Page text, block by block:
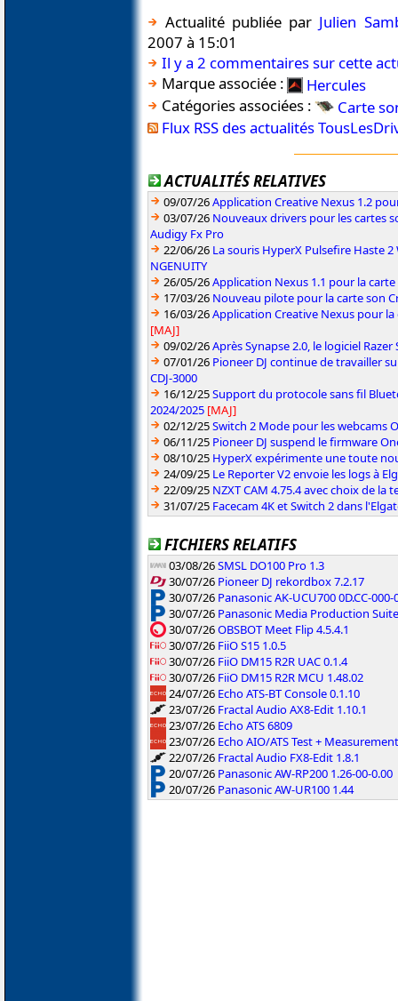
Actualité publiée par Julien
2007 à 15:01
Il y a 2 commentaires sur cette
Marque associée :
Hercules
Catégories associées :
Carte
Flux RSS des actualités
ACTUALITÉS RELATIVES
09/07/26Application Creative Nexus 1.2
03/07/26 Nouveaux drivers pour les cartes
Audigy Fx Pro
22/06/26 La souris HyperX Pulsefire Haste
NGENUITY
26/05/26Application Nexus 1.1 pour la
17/03/26 Nouveau pilote pour la carte son
16/03/26Application Creative Nexus pour
[MAJ]
09/02/26Après Synapse 2.0, le logiciel
07/01/26 Pioneer DJ continue de travailler
CDJ-3000
16/12/25Support du protocole sans fil
2024/2025 [MAJ]
02/12/25Switch 2 Mode pour les webcams
06/11/25 Pioneer DJ suspend le firmware
08/10/25 HyperX expérimente une toute
24/09/25 Le Reporter V2 envoie les logs à
22/09/25 NZXT CAM 4.75.4 avec choix de la
31/07/25 Facecam 4K et Switch 2 dans
FICHIERS RELATIFS
03/08/26SMSL DO100 Pro 1.3
30/07/26 Pioneer DJ rekordbox 7.2.17
30/07/26 Panasonic AK-UCU700 0D.CC-
30/07/26 Panasonic Media Production
30/07/26OBSBOT Meet Flip 4.5.4.1
30/07/26 FiiO S15 1.0.5
30/07/26 FiiO DM15 R2R UAC 0.1.4
30/07/26 FiiO DM15 R2R MCU 1.48.02
24/07/26 Echo ATS-BT Console 0.1.10
23/07/26 Fractal Audio AX8-Edit 1.10.1
23/07/26 Echo ATS 6809
23/07/26 Echo AIO/ATS Test +
22/07/26 Fractal Audio FX8-Edit 1.8.1
20/07/26 Panasonic AW-RP200 1.26-00-0.00
20/07/26 Panasonic AW-UR100 1.44